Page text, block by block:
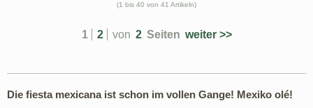
(1 bis 40 von 41 Artikeln)
1 2 von 2 Seiten weiter >>
Die fiesta mexicana ist schon im vollen Gange! Mexiko olé!